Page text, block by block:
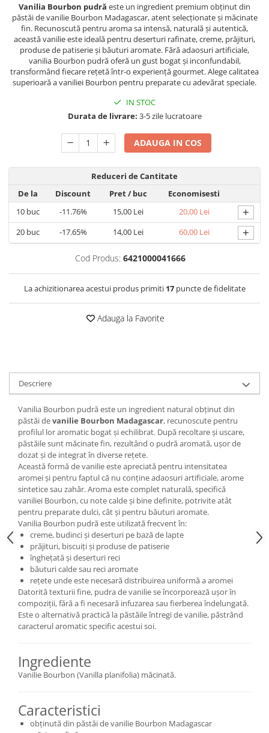
TOATE PRODUSELE
Vanilia Bourbon pudră este un ingredient premium obținut din
păstăi de vanilie Bourbon Madagascar, atent selecționate și măcinate
fin. Recunoscută pentru aroma sa intensă, naturală și autentică,
această vanilie este ideală pentru deserturi rafinate, creme, prăjituri,
produse de patiserie și băuturi aromate. Fără adaosuri artificiale,
vanilia Bourbon pudră oferă un gust bogat și inconfundabil,
transformând fiecare rețetă într-o experiență gourmet. Alege calitatea
superioară a vaniliei Bourbon pentru preparate cu adevărat speciale.
IN STOC
Durata de livrare: 3-5 zile lucratoare
ADAUGA IN COS
Reduceri de Cantitate
De la
Discount Pret/ buc
Economisesti
10buc -11.76% 15,00 Lei 20,00 Lei +
20buc -17.65% 14,00 Lei 60,00 Lei +
Cod Produs: 6421000041666
La achizitionarea acestui produs primiti 17puncte de fidelitate
Adauga la Favorite
Descriere
Vanilia Bourbon pudră este un ingredient natural obținut din
păstăi devanilie Bourbon Madagascar, recunoscute pentru
profilul lor aromatic bogat și echilibrat. După recoltare și uscare,
păstăile sunt măcinate fin, rezultând o pudră aromată, ușor de
dozat și de integrat în diverse rețete.
Această formă de vanilie este apreciată pentru intensitatea
aromei și pentru faptul că nu conține adaosuri artificiale, arome
sintetice sau zahăr. Aroma este complet naturală, specifică
vaniliei Bourbon, cu note calde și bine definite, potrivite atât
pentru preparate dulci, cât și pentru băuturi aromate.
Vanilia Bourbon pudră este utilizată frecvent în:
creme, budinci și deserturi pe bază de lapte
prăjituri, biscuiți și produse de patiserie
înghețată și deserturi reci
băuturi calde sau reci aromate
rețete unde este necesară distribuirea uniformă a aromei
Datorită texturii fine, pudra de vanilie se încorporează ușor în
compoziții, fără a fi necesară infuzarea sau fierberea îndelungată.
Este o alternativă practică la păstăile întregi de vanilie, păstrând
caracterul aromatic specific acestui soi.
Ingrediente
Vanilie Bourbon (Vanilla planifolia) măcinată.
Caracteristici
obținută din păstăi de vanilie Bourbon Madagascar